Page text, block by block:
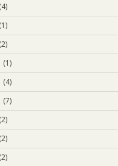
(4)
(1)
(2)
(1)
(4)
(7)
(2)
(2)
(2)